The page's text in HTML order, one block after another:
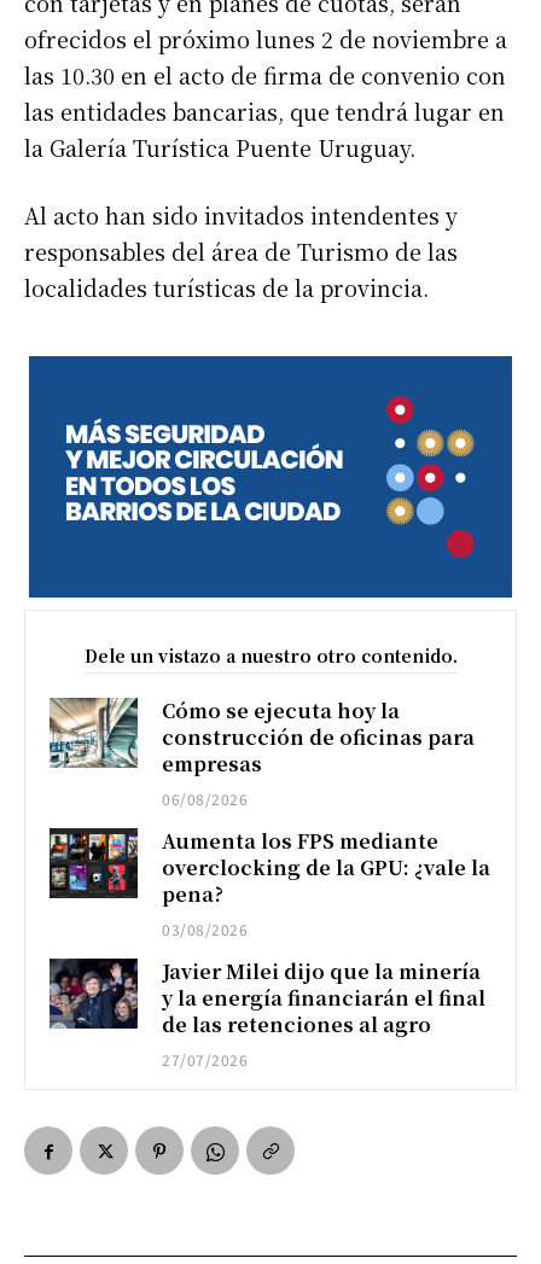
ofrecidos el próximo lunes 2 de noviembre a
las 10.30 en el acto de firma de convenio con
las entidades bancarias, que tendrá lugar en
la Galería Turística Puente Uruguay.
Al acto han sido invitados intendentes y
responsables del área de Turismo de las
localidades turísticas de la provincia.
Dele un vistazo a nuestro otro contenido.
Cómo se ejecuta hoy la
construcción de oficinas para
empresas
06/08/2026
Aumenta los FPS mediante
overclocking de la GPU: ¿vale la
pena?
03/08/2026
Javier Milei dijo que la minería
y la energía financiarán el final
de las retenciones al agro
27/07/2026